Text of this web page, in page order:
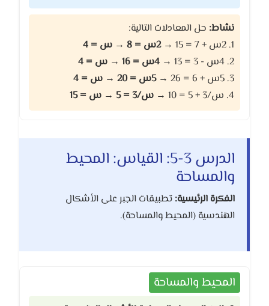
نشاط: حل المعادلات التالية:
1. 2س + 7 = 15 →
2س = 8 → س = 4
2. 4س - 3 = 13 →
4س = 16 → س = 4
3. 5س + 6 = 26 →
5س = 20 → س = 4
4. س/3 + 5 = 10 →
س/3 = 5 → س = 15
الدرس 3-5: القياس: المحيط
والمساحة
الفكرة الرئيسية: تطبيقات الجبر على الأشكال
الهندسية (المحيط والمساحة).
المحيط والمساحة